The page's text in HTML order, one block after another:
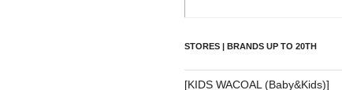
STORES | BRANDS UP TO 20TH
[KIDS WACOAL (Baby&Kids)]